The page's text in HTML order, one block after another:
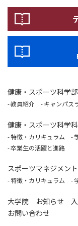
健康・スポーツ科学部
教員紹介 キャンパス
健康・スポーツ科学科
特徴・カリキュラム
卒業生の活躍と進路
スポーツマネジメン
特徴・カリキュラム
大学院 お知らせ
お問い合わせ